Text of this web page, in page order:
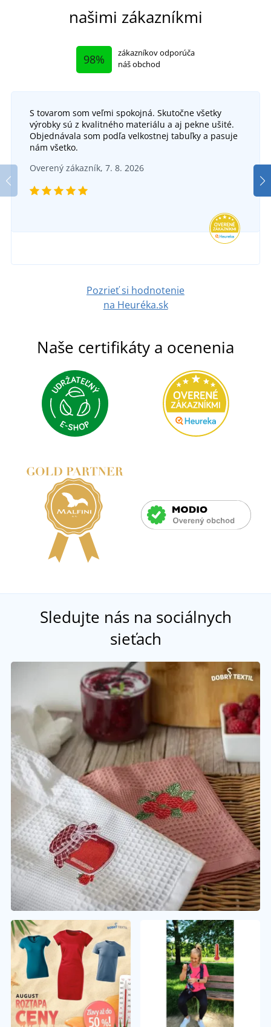
našimi zákazníkmi
98%
zákazníkov odporúča
náš obchod
S tovarom som veľmi spokojná. Skutočne všetky
výrobky sú z kvalitného materiálu a aj pekne ušité.
Objednávala som podľa velkostnej tabuľky a pasuje
nám všetko.
Overený zákazník, 7. 8. 2026
Pozrieť si hodnotenie
na Heuréka.sk
Naše certifikáty a ocenenia
Sledujte nás na sociálnych
sieťach